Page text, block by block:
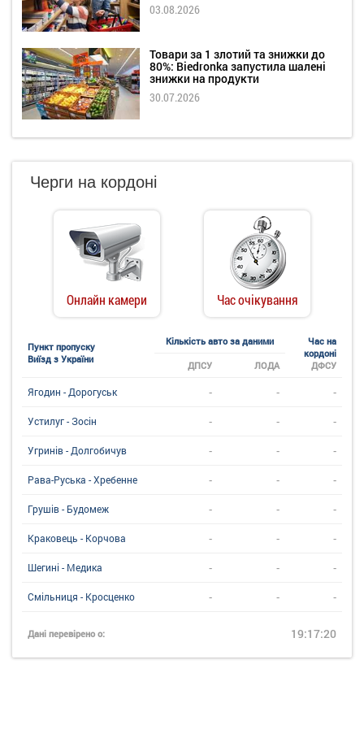
03.08.2026
Товари за 1 злотий та знижки до
80%: Biedronka запустила шалені
знижки на продукти
30.07.2026
Черги на кордоні
Онлайн камери Час очікування
Пункт пропуску
Виїзд з України
Кількість авто за даними
Час на
кордоні
ДФСУ
ДПСУ ЛОДА
Ягодин - Дорогуськ - - -
Устилуг - Зосін - - -
Угринiв - Долгобичув - - -
Рава-Руська - Хребенне - - -
Грушів - Будомеж - - -
Краковець - Корчова - - -
Шегині - Медика - - -
Смільниця - Кросценко - - -
Дані перевірено о: 19:17:20